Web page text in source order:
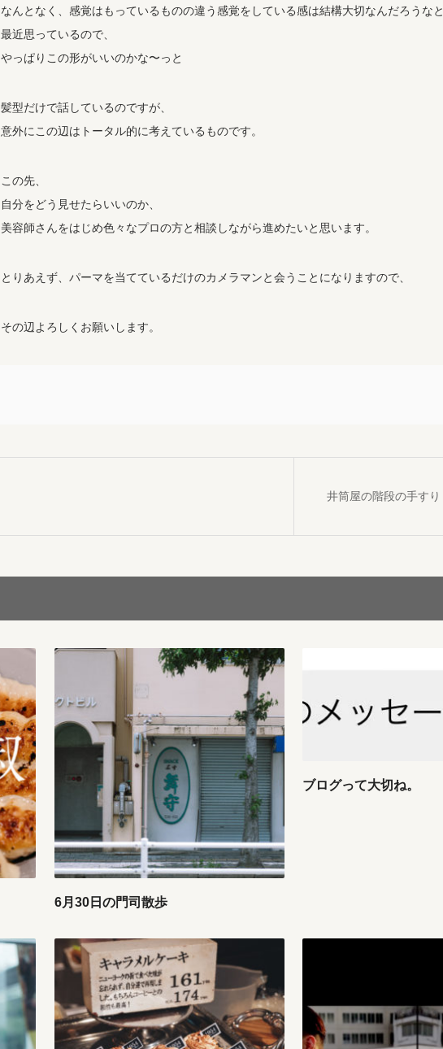
なんとなく、感覚はもっているものの違う感覚をしている感は結構大切なんだろうなと
最近思っているので、
やっぱりこの形がいいのかな〜っと
髪型だけで話しているのですが、
意外にこの辺はトータル的に考えているものです。
この先、
自分をどう見せたらいいのか、
美容師さんをはじめ色々なプロの方と相談しながら進めたいと思います。
とりあえず、パーマを当てているだけのカメラマンと会うことになりますので、
その辺よろしくお願いします。
井筒屋の階段の手すり
6月30日の門司散歩
ブログって大切ね。